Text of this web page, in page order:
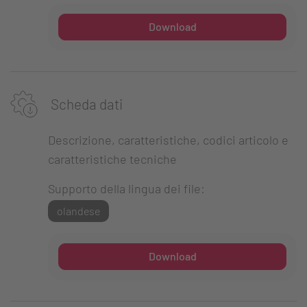
Download
Scheda dati
Descrizione, caratteristiche, codici articolo e
caratteristiche tecniche
Supporto della lingua dei file:
olandese
Download